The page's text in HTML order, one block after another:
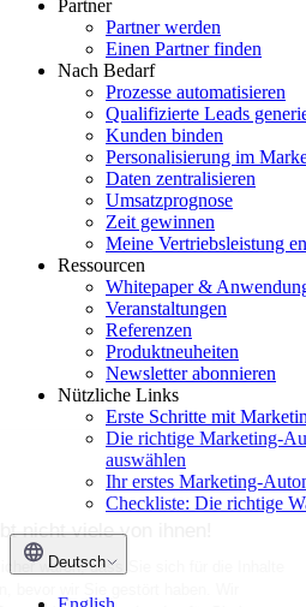
Möchten Sie unsere
Cookies?
Sie sind nett und es gibt nicht
viele von ihnen!
Wir haben gewartet, bis wir sicher
Partner
Partner werden
Einen Partner finden
Nach Bedarf
Prozesse automatisieren
Qualifizierte Leads
Kunden binden
Personalisierung im
Daten zentralisieren
Umsatzprognose
Zeit gewinnen
Meine Vertriebsleistung
Ressourcen
Whitepaper &
Veranstaltungen
Referenzen
Produktneuheiten
Newsletter abonnieren
Nützliche Links
Erste Schritte mit
Die richtige Marketing-
auswählen
Ihr erstes Marketing-
Checkliste: Die richtige
Deutsch